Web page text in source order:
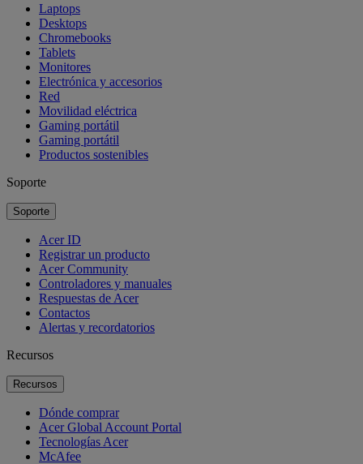
Laptops
Desktops
Chromebooks
Tablets
Monitores
Electrónica y accesorios
Red
Movilidad eléctrica
Gaming portátil
Gaming portátil
Productos sostenibles
Soporte
Soporte
Acer ID
Registrar un producto
Acer Community
Controladores y manuales
Respuestas de Acer
Contactos
Alertas y recordatorios
Recursos
Recursos
Dónde comprar
Acer Global Account Portal
Tecnologías Acer
McAfee